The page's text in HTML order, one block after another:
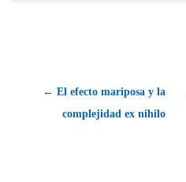
← El efecto mariposa y la
complejidad ex nihilo